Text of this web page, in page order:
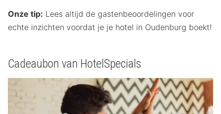
Onze tip: Lees altijd de gastenbeoordelingen voor
echte inzichten voordat je je hotel in Oudenburg boekt!
Cadeaubon van HotelSpecials